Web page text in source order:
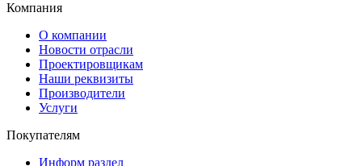
Компания
О компании
Новости отрасли
Проектировщикам
Наши реквизиты
Производители
Услуги
Покупателям
Информ раздел